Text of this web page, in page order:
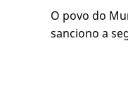
O povo do
sanciono a